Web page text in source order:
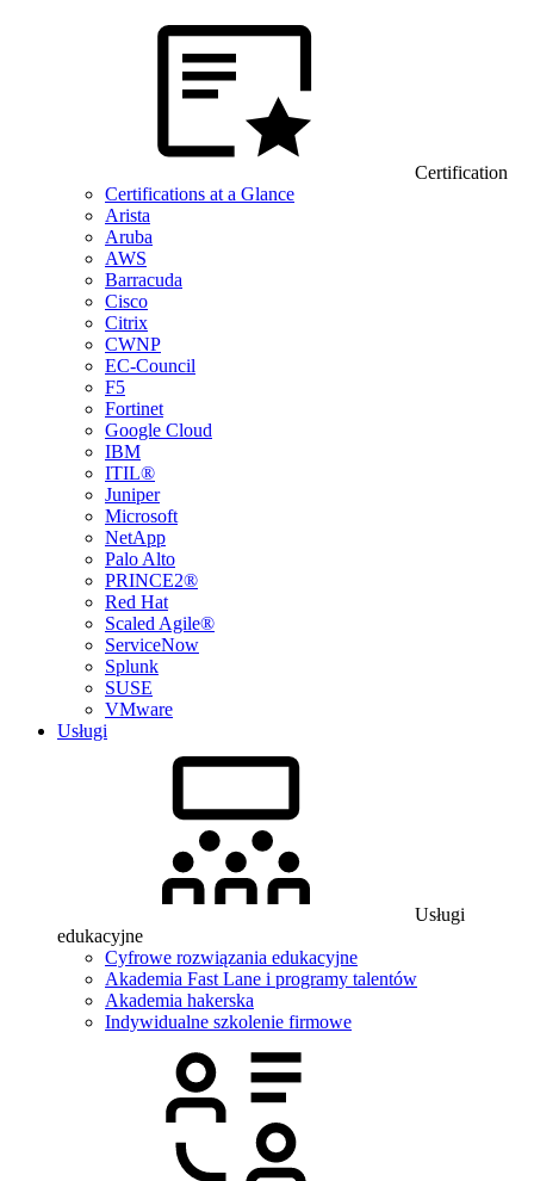
Certification
Certifications at a Glance
Arista
Aruba
AWS
Barracuda
Cisco
Citrix
CWNP
EC-Council
F5
Fortinet
Google Cloud
IBM
ITIL®
Juniper
Microsoft
NetApp
Palo Alto
PRINCE2®
Red Hat
Scaled Agile®
ServiceNow
Splunk
SUSE
VMware
Usługi
Usługi
edukacyjne
Cyfrowe rozwiązania edukacyjne
Akademia Fast Lane i programy talentów
Akademia hakerska
Indywidualne szkolenie firmowe